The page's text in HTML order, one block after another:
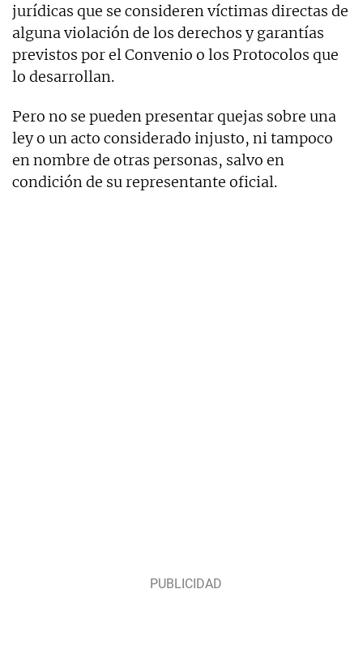
jurídicas que se consideren víctimas directas de
alguna violación de los derechos y garantías
previstos por el Convenio o los Protocolos que
lo desarrollan.
Pero no se pueden presentar quejas sobre una
ley o un acto considerado injusto, ni tampoco
en nombre de otras personas, salvo en
condición de su representante oficial.